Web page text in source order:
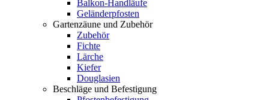
Balkon-Handläufe
Geländerpfosten
Gartenzäune und Zubehör
Zubehör
Fichte
Lärche
Kiefer
Douglasien
Beschläge und Befestigung